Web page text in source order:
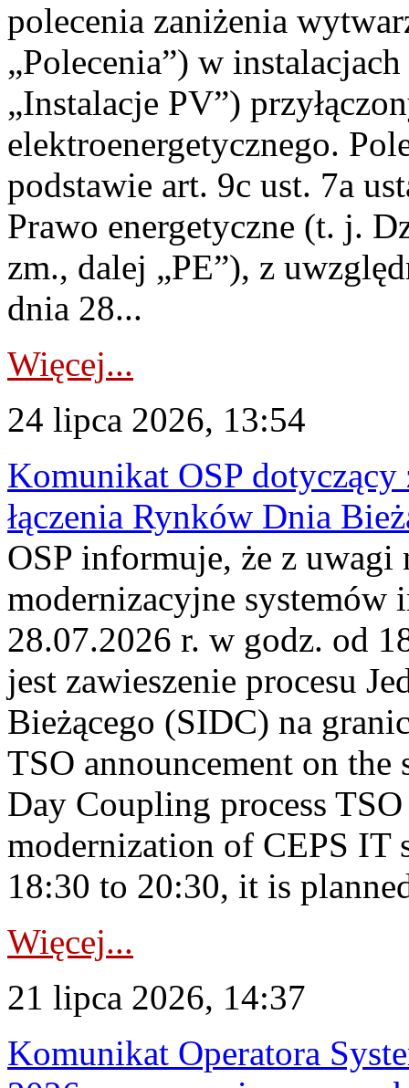
polecenia zaniżenia
„Polecenia”) w
„Instalacje PV”)
elektroenergetycznego.
podstawie art. 9c ust. 7a
Prawo energetyczne (t. j.
zm., dalej „PE”), z
dnia 28...
Więcej...
24 lipca 2026, 13:54
Komunikat OSP dotyczący
łączenia Rynków Dnia
OSP informuje, że z uwagi
modernizacyjne
28.07.2026 r. w godz. od
jest zawieszenie procesu
Bieżącego (SIDC) na
TSO announcement on
Day Coupling process
modernization of CEPS IT
18:30 to 20:30, it is
Więcej...
21 lipca 2026, 14:37
Komunikat Operatora